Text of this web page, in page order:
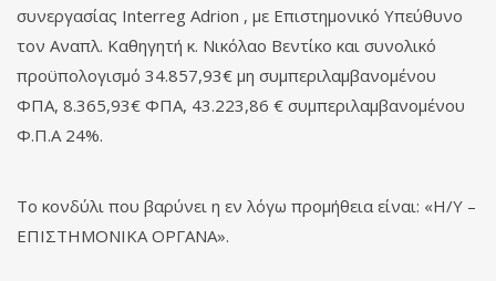
συνεργασίας Interreg Adrion , με Επιστημονικό Υπεύθυνο
τον Αναπλ. Καθηγητή κ. Νικόλαο Βεντίκο και συνολικό
προϋπολογισμό 34.857,93€ μη συμπεριλαμβανομένου
ΦΠΑ, 8.365,93€ ΦΠΑ, 43.223,86 € συμπεριλαμβανομένου
Φ.Π.Α 24%.
Το κονδύλι που βαρύνει η εν λόγω προμήθεια είναι: «Η/Υ –
ΕΠΙΣΤΗΜΟΝΙΚΑ ΟΡΓΑΝΑ».